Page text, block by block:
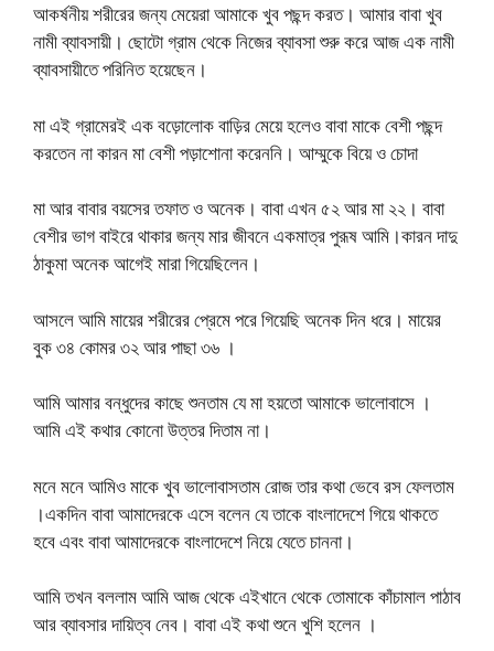
আকর্ষনীয় শরীরের জন্য মেয়েরা আমাকে খুব পছন্দ করত। আমার বাবা খুব
নামী ব্যাবসায়ী। ছোটো গ্রাম থেকে নিজের ব্যাবসা শুরু করে আজ এক নামী
ব্যাবসায়ীতে পরিনিত হয়েছেন।
মা এই গ্রামেরই এক বড়োলোক বাড়ির মেয়ে হলেও বাবা মাকে বেশী পছন্দ
করতেন না কারন মা বেশী পড়াশোনা করেননি। আম্মুকে বিয়ে ও চোদা
মা আর বাবার বয়সের তফাত ও অনেক। বাবা এখন ৫২ আর মা ২২। বাবা
বেশীর ভাগ বাইরে থাকার জন্য মার জীবনে একমাত্র পুরূষ আমি।কারন দাদু
ঠাকুমা অনেক আগেই মারা গিয়েছিলেন।
আসলে আমি মায়ের শরীরের প্রেমে পরে গিয়েছি অনেক দিন ধরে। মায়ের
বুক ৩৪ কোমর ৩২ আর পাছা ৩৬ ।
আমি আমার বন্ধুদের কাছে শুনতাম যে মা হয়তো আমাকে ভালোবাসে ।
আমি এই কথার কোনো উত্তর দিতাম না।
মনে মনে আমিও মাকে খুব ভালোবাসতাম রোজ তার কথা ভেবে রস ফেলতাম
।একদিন বাবা আমাদেরকে এসে বলেন যে তাকে বাংলাদেশে গিয়ে থাকতে
হবে এবং বাবা আমাদেরকে বাংলাদেশে নিয়ে যেতে চাননা।
আমি তখন বললাম আমি আজ থেকে এইখানে থেকে তোমাকে কাঁচামাল পাঠাব
আর ব্যাবসার দায়িত্ব নেব। বাবা এই কথা শুনে খুশি হলেন ।